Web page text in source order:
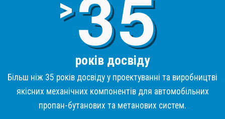
>
років досвіду
Більш ніж 35 років досвіду у проектуванні та виробництві
якісних механічних компонентів для автомобільних
пропан-бутанових та метанових систем.